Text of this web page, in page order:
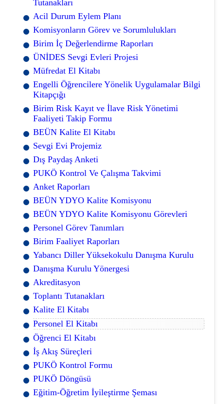
Tutanakları
Acil Durum Eylem Planı
Komisyonların Görev ve Sorumlulukları
Birim İç Değerlendirme Raporları
ÜNİDES Sevgi Evleri Projesi
Müfredat El Kitabı
Engelli Öğrencilere Yönelik Uygulamalar Bilgi
Kitapçığı
Birim Risk Kayıt ve İlave Risk Yönetimi
Faaliyeti Takip Formu
BEÜN Kalite El Kitabı
Sevgi Evi Projemiz
Dış Paydaş Anketi
PUKÖ Kontrol Ve Çalışma Takvimi
Anket Raporları
BEÜN YDYO Kalite Komisyonu
BEÜN YDYO Kalite Komisyonu Görevleri
Personel Görev Tanımları
Birim Faaliyet Raporları
Yabancı Diller Yüksekokulu Danışma Kurulu
Danışma Kurulu Yönergesi
Akreditasyon
Toplantı Tutanakları
Kalite El Kitabı
Personel El Kitabı
Öğrenci El Kitabı
İş Akış Süreçleri
PUKÖ Kontrol Formu
PUKÖ Döngüsü
Eğitim-Öğretim İyileştirme Şeması